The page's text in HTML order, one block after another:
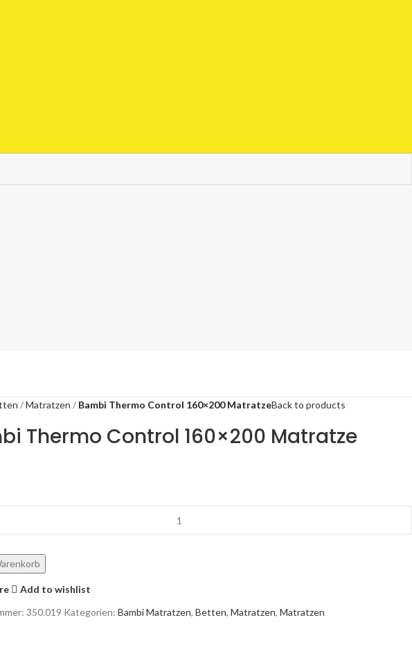
Matratzen Bambi Thermo Control 160×200 MatratzeBack to products
Thermo Control 160×200 Matratze
Add to wishlist
350.019 Kategorien: Bambi Matratzen, Betten, Matratzen, Matratzen